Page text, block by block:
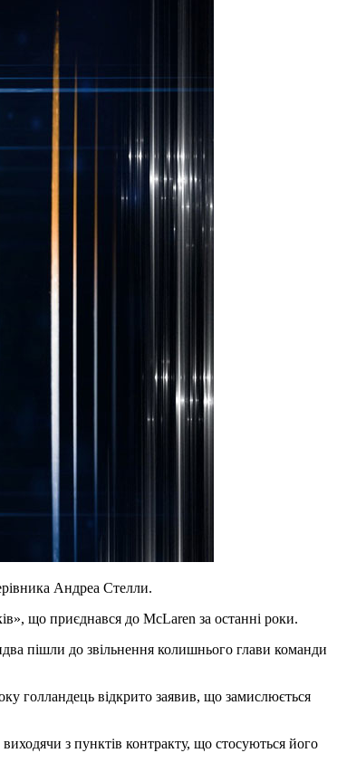
Андреа Стелли.
що приєднався до McLaren за останні роки.
пішли до звільнення колишнього глави команди
голландець відкрито заявив, що замислюється
з пунктів контракту, що стосуються його